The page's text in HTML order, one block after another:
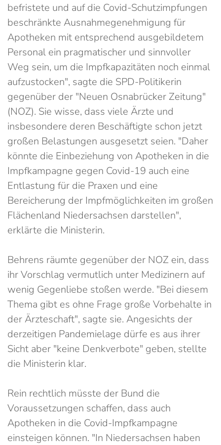
befristete und auf die Covid-Schutzimpfungen
beschränkte Ausnahmegenehmigung für
Apotheken mit entsprechend ausgebildetem
Personal ein pragmatischer und sinnvoller
Weg sein, um die Impfkapazitäten noch einmal
aufzustocken", sagte die SPD-Politikerin
gegenüber der "Neuen Osnabrücker Zeitung"
(NOZ). Sie wisse, dass viele Ärzte und
insbesondere deren Beschäftigte schon jetzt
großen Belastungen ausgesetzt seien. "Daher
könnte die Einbeziehung von Apotheken in die
Impfkampagne gegen Covid-19 auch eine
Entlastung für die Praxen und eine
Bereicherung der Impfmöglichkeiten im großen
Flächenland Niedersachsen darstellen",
erklärte die Ministerin.
Behrens räumte gegenüber der NOZ ein, dass
ihr Vorschlag vermutlich unter Medizinern auf
wenig Gegenliebe stoßen werde. "Bei diesem
Thema gibt es ohne Frage große Vorbehalte in
der Ärzteschaft", sagte sie. Angesichts der
derzeitigen Pandemielage dürfe es aus ihrer
Sicht aber "keine Denkverbote" geben, stellte
die Ministerin klar.
Rein rechtlich müsste der Bund die
Voraussetzungen schaffen, dass auch
Apotheken in die Covid-Impfkampagne
einsteigen können. "In Niedersachsen haben